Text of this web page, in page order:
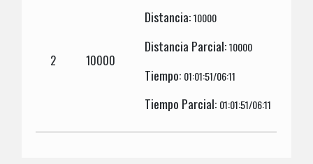
2 10000
Distancia:10000
Distancia Parcial:10000
Tiempo: 01:01:51/06:11
Tiempo Parcial: 01:01:51/06:11